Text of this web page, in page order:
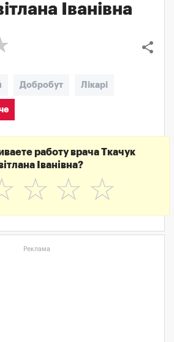
Іванівна
share
Добробут Лікарі
работу врача Ткачук
Іванівна?
☆
☆
☆
Реклама